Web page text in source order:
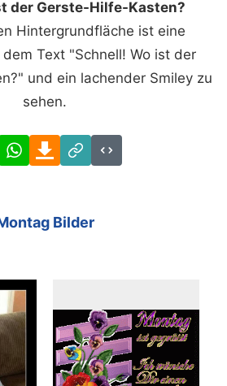
der Gerste-Hilfe-Kasten?
Hintergrundfläche ist eine
Text "Schnell! Wo ist der
und ein lachender Smiley zu
sehen.
FacebookWhatsAppDownload
Link
Code
Bilder